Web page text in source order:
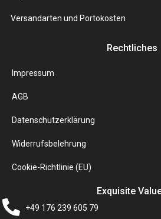
Versandarten und Portokosten
Rechtliches
Impressum
AGB
Datenschutzerklärung
Widerrufsbelehrung
Cookie-Richtlinie (EU)
Exquisite
+49 176 239 605 79